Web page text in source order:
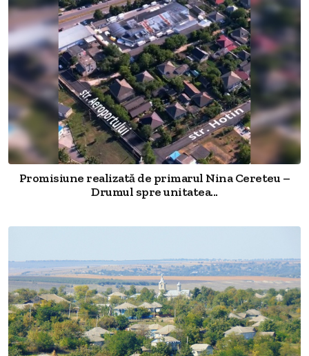
Promisiune realizată de primarul Nina Cereteu –
Drumul spre unitatea...